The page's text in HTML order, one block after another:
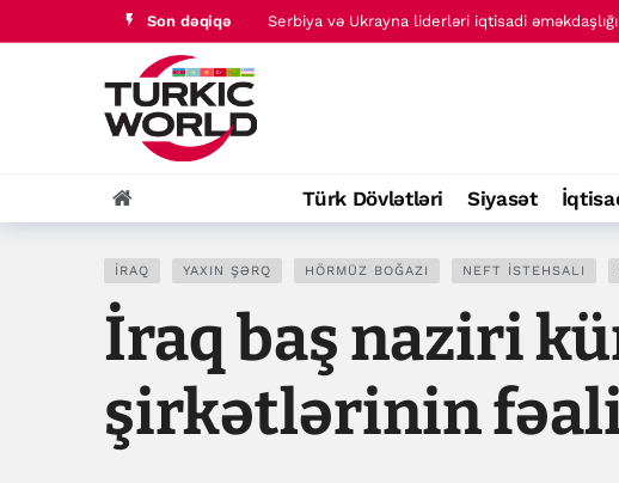
Son dəqiqə Serbiya və Ukrayna liderləri iqtisadi
Türk Dövlətləri Siyasət
İRAQ YAXIN ŞƏRQ HÖRMÜZ BOĞAZI NEFT ISTEHSALI
İraq baş naziri
şirkətlərinin